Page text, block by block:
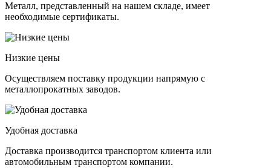
Металл, представленный на нашем складе, имеет
необходимые сертификаты.
Низкие цены
Осуществляем поставку продукции напрямую с
металлопрокатных заводов.
Удобная доставка
Доставка производится транспортом клиента или
автомобильным транспортом компании.